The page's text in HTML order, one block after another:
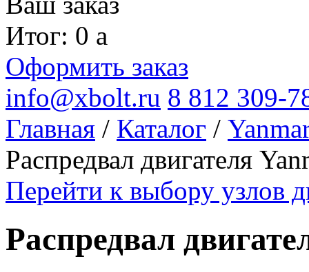
Итог: 0 a
Оформить заказ
info@xbolt.ru 8 812 309-
Главная / Каталог /
Распредвал двигателя
Перейти к выбору узлов
Распредвал